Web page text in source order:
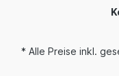
* Alle Preise inkl.